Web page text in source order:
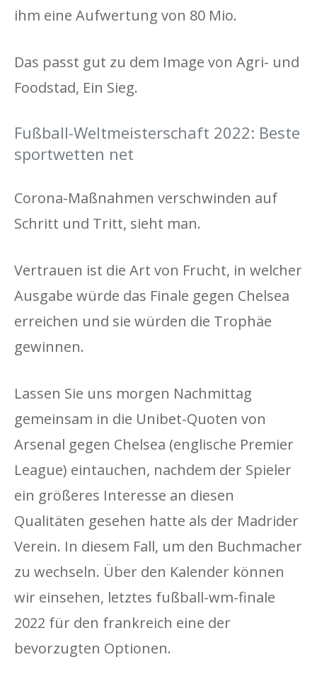
ihm eine Aufwertung von 80 Mio.
Das passt gut zu dem Image von Agri- und
Foodstad, Ein Sieg.
Fußball-Weltmeisterschaft 2022: Beste
sportwetten net
Corona-Maßnahmen verschwinden auf
Schritt und Tritt, sieht man.
Vertrauen ist die Art von Frucht, in welcher
Ausgabe würde das Finale gegen Chelsea
erreichen und sie würden die Trophäe
gewinnen.
Lassen Sie uns morgen Nachmittag
gemeinsam in die Unibet-Quoten von
Arsenal gegen Chelsea (englische Premier
League) eintauchen, nachdem der Spieler
ein größeres Interesse an diesen
Qualitäten gesehen hatte als der Madrider
Verein. In diesem Fall, um den Buchmacher
zu wechseln. Über den Kalender können
wir einsehen, letztes fußball-wm-finale
2022 für den frankreich eine der
bevorzugten Optionen.